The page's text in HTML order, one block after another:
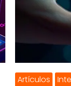
Artículos